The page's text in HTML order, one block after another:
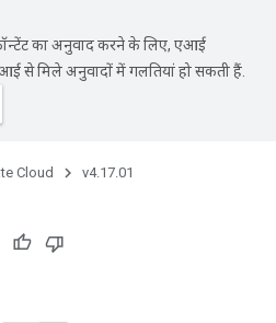
का अनुवाद करने के लिए, एआई
से मिले अनुवादों में गलतियां हो सकती हैं.
Cloud
v4.17.01